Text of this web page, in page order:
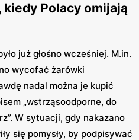
Polacy omijają
już głośno wcześniej. M.in.
wycofać żarówki
nadal można je kupić
„wstrząsoodporne, do
W sytuacji, gdy nakazano
się pomysły, by podpisywać